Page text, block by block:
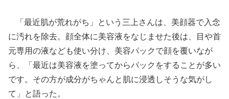
「最近肌が荒れがち」という三上さんは、美顔器で入念
に汚れを除去。顔全体に美容液をなじませた後は、目や首
元専用の液なども使い分け、美容パックで顔を覆いなが
ら、「最近は美容液を塗ってからパックをすることが多い
です。その方が成分がちゃんと肌に浸透しそうな気がし
て」と語った。